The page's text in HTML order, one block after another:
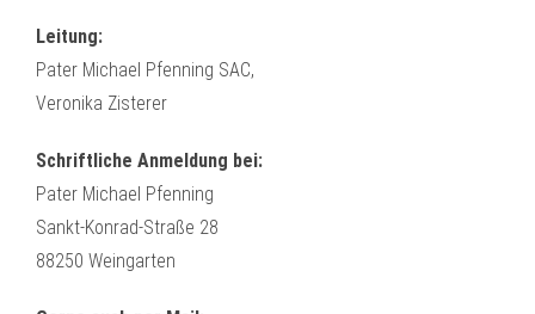
Leitung:
Pater Michael Pfenning SAC,
Veronika Zisterer
Schriftliche Anmeldung bei:
Pater Michael Pfenning
Sankt-Konrad-Straße 28
88250 Weingarten